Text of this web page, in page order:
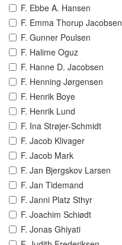
F. Ebbe A. Hansen
F. Emma Thorup Jacobsen
F. Gunner Poulsen
F. Halime Oguz
F. Hanne D. Jacobsen
F. Henning Jørgensen
F. Henrik Boye
F. Henrik Lund
F. Ina Strøjer-Schmidt
F. Jacob Klivager
F. Jacob Mark
F. Jan Bjergskov Larsen
F. Jan Tidemand
F. Janni Platz Sthyr
F. Joachim Schiødt
F. Jonas Ghiyati